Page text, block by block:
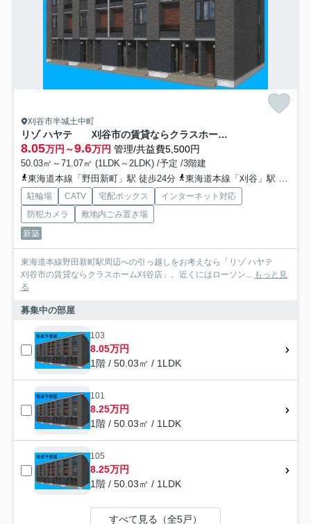
刈谷市半城土中町
リゾ ハヤテ 刈谷市の賃貸ならクラスホーム刈谷店
8.05万円～9.6万円 管理/共益費5,500円
50.03㎡～71.07㎡ (1LDK～2LDK) /予定 /3階建
東海道本線「野田新町」駅 徒歩24分
東海道本線「刈谷」駅 徒歩26分
駐輪場 CATV 宅配ボックス
インターネット対応
防犯カメラ
敷地内ごみ置き場
新築
東海道本線野田新町駅周辺への引っ越しをお考えなら「リゾ ハヤテ
刈谷市の賃貸ならクラスホーム刈谷店」。近くにはローソン... もっと見
る
募集中の部屋
103
8.05万円
1階 / 50.03㎡ / 1LDK
101
8.25万円
1階 / 50.03㎡ / 1LDK
105
8.25万円
1階 / 50.03㎡ / 1LDK
すべて見る（全5戸）